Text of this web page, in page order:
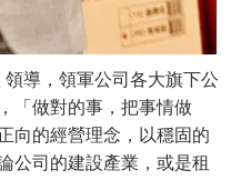
導，領軍公司各大旗下公
「做對的事，把事情做
向的經營理念，以穩固的
公司的建設產業，或是租